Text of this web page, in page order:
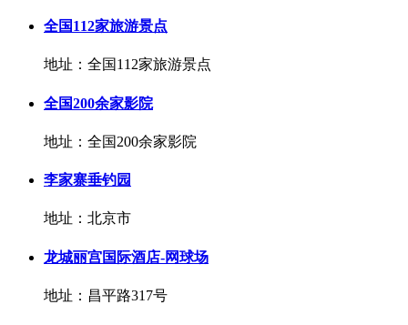
全国112家旅游景点
地址：全国112家旅游景点
全国200余家影院
地址：全国200余家影院
李家寨垂钓园
地址：北京市
龙城丽宫国际酒店-网球场
地址：昌平路317号